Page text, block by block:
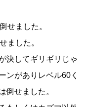
せました。
ました。
決してギリギリじゃ
ンがありレベル60く
倒せました。